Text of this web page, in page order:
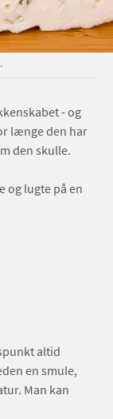
- og
længe den har
den skulle.
og lugte på en
altid
en smule,
Man kan